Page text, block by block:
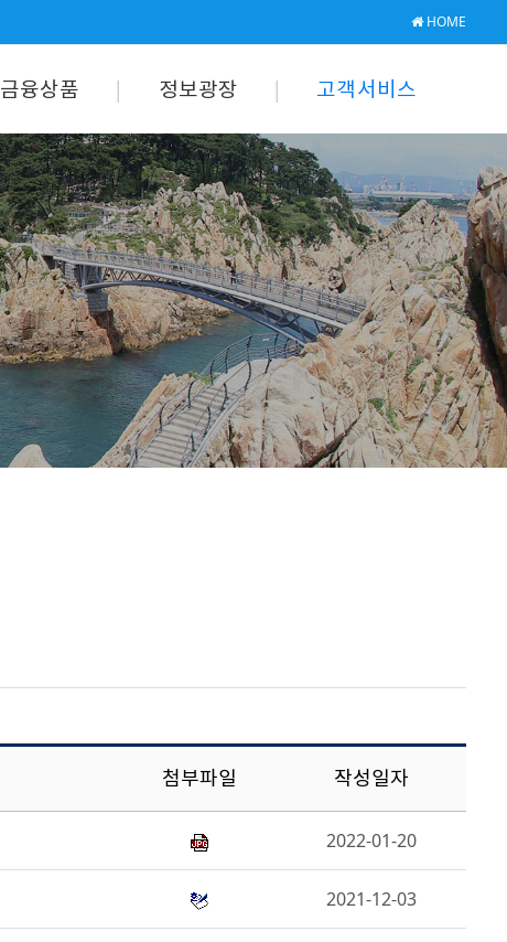
HOME
금융상품 정보광장 고객서비스
첨부파일 작성일자
2022-01-20
2021-12-03